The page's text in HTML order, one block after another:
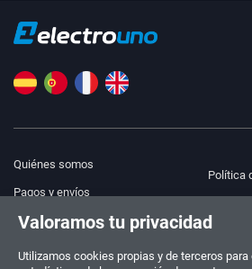
Quiénes somos
Pagos y envíos
Aviso legal
Política
Valoramos tu privacidad
Utilizamos cookies propias y de terceros para